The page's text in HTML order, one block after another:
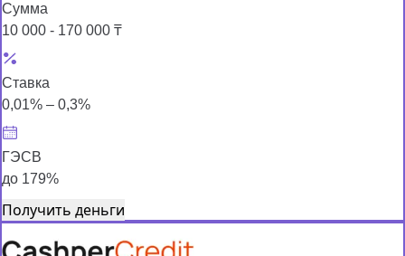
Сумма
10 000 - 170 000 ₸
Ставка
0,01% – 0,3%
ГЭСВ
до 179%
Получить деньги